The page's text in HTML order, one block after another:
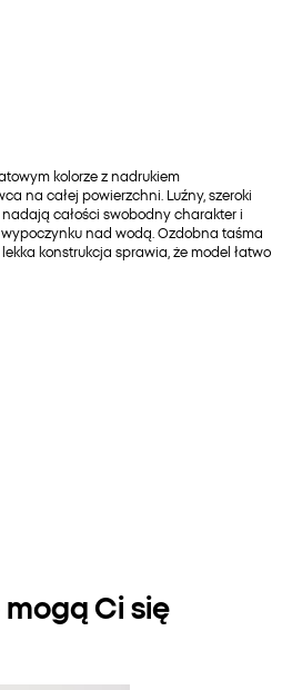
kolorze z nadrukiem
na całej powierzchni. Luźny, szeroki
całości swobodny charakter i
nad wodą. Ozdobna taśma
konstrukcja sprawia, że model łatwo
Ci się